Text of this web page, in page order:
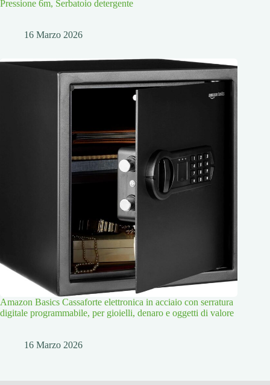
Pressione 6m, Serbatoio detergente
16 Marzo 2026
Amazon Basics Cassaforte elettronica in acciaio con serratura
digitale programmabile, per gioielli, denaro e oggetti di valore
16 Marzo 2026